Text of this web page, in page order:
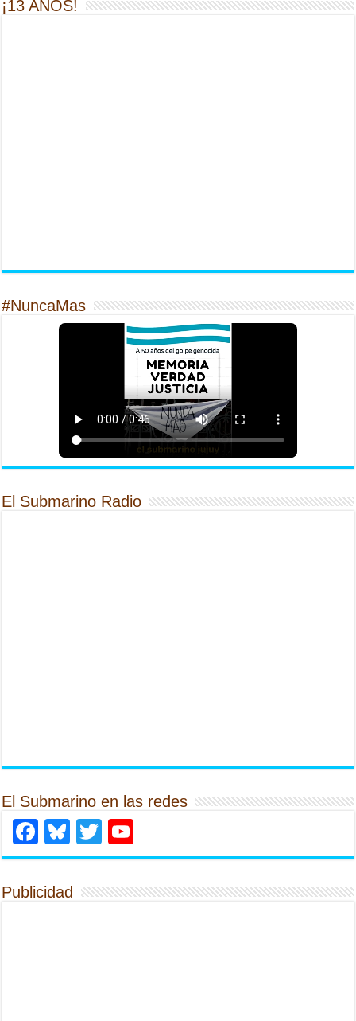
¡13 AÑOS!
#NuncaMas
El Submarino Radio
El Submarino en las redes
Facebook
Bluesky
Twitter
Publicidad